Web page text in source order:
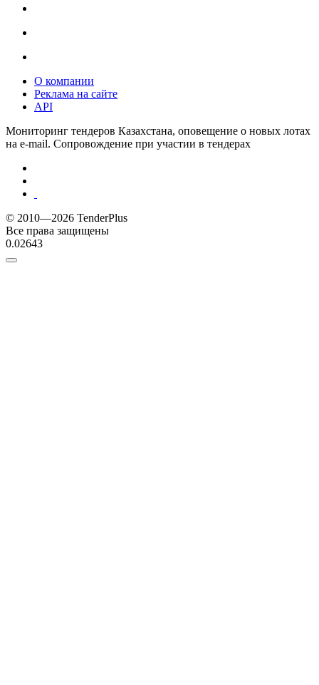
О компании
Реклама на сайте
API
Мониторинг тендеров Казахстана, оповещение о новых лотах
на e-mail. Сопровождение при участии в тендерах
© 2010—2026 TenderPlus
Все права защищены
0.02643